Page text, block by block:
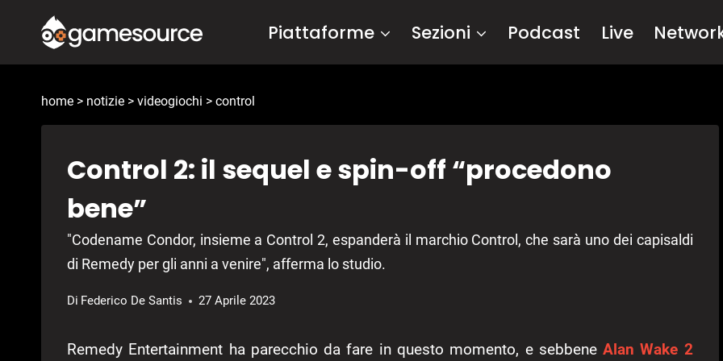
contenuto
Piattaforme Sezioni Podcast Live
home > notizie > videogiochi > control
Control 2: il sequel e spin-off “procedono
bene”
"Codename Condor, insieme a Control 2, espanderà il marchio Control, che sarà uno dei capisaldi
di Remedy per gli anni a venire", afferma lo studio.
Di Federico De Santis 27 Aprile 2023
Remedy Entertainment ha parecchio da fare in questo momento, e sebbeneAlan Wake 2